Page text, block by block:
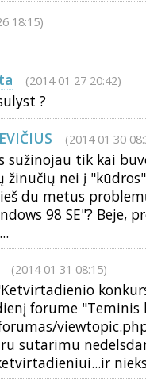
18:15)
(2014 01 27 20:42)
?
(2014 01 30
sužinojau tik kai
žinučių nei į
du metus
98 SE"? Beje,
(2014 01 31 08:15)
forume
sutarimu